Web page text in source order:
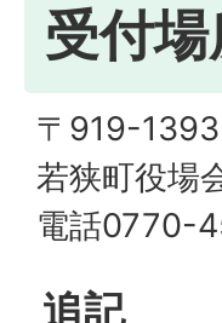
受付
〒919-
若狭町役場
電話0770-
追記